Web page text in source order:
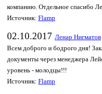
компанию. Отдельное спасибо
Источник: Flamp
02.10.2017 Ленар Нигматов
Всем доброго и бодрого дня!
документы через менеджера
уровень - молодцы!!!
Источник: Flamp